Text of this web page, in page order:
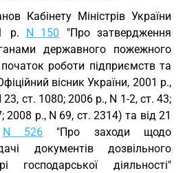
Кабінету Міністрів України
р. N 150 "Про затвердження
державного пожежного
роботи підприємств та
вісник України, 2001 р.,
ст. 1080; 2006 р., N 1-2, ст. 43;
2008 р., N 69, ст. 2314) та від 21
N 526 "Про заходи щодо
документів дозвільного
діяльності"